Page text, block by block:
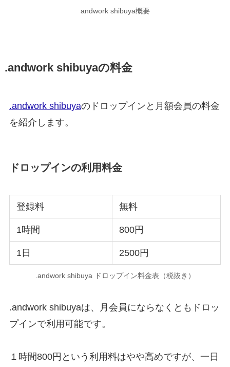
andwork shibuya概要
.andwork shibuyaの料金
.andwork shibuyaのドロップインと月額会員の料金
を紹介します。
ドロップインの利用料金
登録料 無料
1時間 800円
1日 2500円
.andwork shibuya ドロップイン料金表（税抜き）
.andwork shibuyaは、月会員にならなくともドロッ
プインで利用可能です。
１時間800円という利用料はやや高めですが、一日